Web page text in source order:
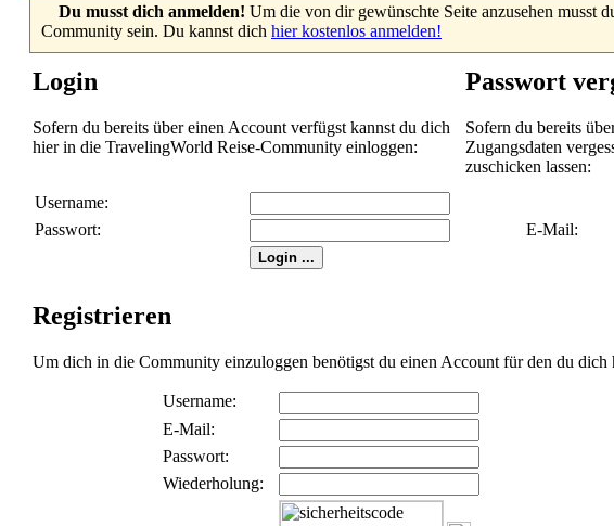
Du musst dich anmelden! Um die von dir gewünschte Seite anzusehen musst
Community sein. Du kannst dich hier kostenlos anmelden!
Login
Sofern du bereits über einen Account verfügst kannst du dich
hier in die TravelingWorld Reise-Community einloggen:
Passwort
Sofern du bereits
Zugangsdaten
zuschicken lassen:
Username:
Passwort:
E-Mail:
Registrieren
Um dich in die Community einzuloggen benötigst du einen Account für den du dich
Username:
E-Mail:
Passwort:
Wiederholung: